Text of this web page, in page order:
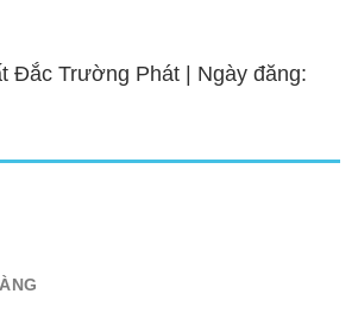
Đắc Trường Phát | Ngày đăng: